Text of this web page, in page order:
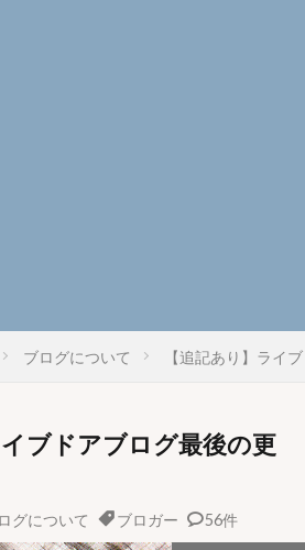
ブログについて 【追記あり】ライ
イブドアブログ最後の更
グについて ブロガー 56件